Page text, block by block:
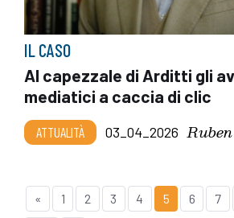
IL CASO
Al capezzale di Arditti gli
mediatici a caccia di clic
ATTUALITÀ 03_04_2026
« 1 2 3 4 5 6 7